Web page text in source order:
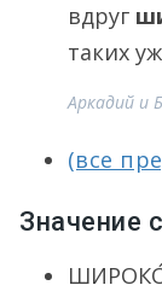
вдруг
таких
Аркадий и
(все
Значение